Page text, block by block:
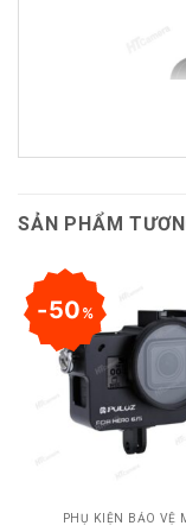
Nội
SẢN PHẨM
50%
PHỤ KIỆN BẢO VỆ